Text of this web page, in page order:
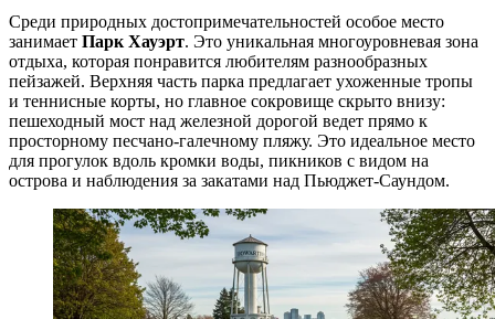
Среди природных достопримечательностей особое место
занимает Парк Хауэрт. Это уникальная многоуровневая зона
отдыха, которая понравится любителям разнообразных
пейзажей. Верхняя часть парка предлагает ухоженные тропы
и теннисные корты, но главное сокровище скрыто внизу:
пешеходный мост над железной дорогой ведет прямо к
просторному песчано-галечному пляжу. Это идеальное место
для прогулок вдоль кромки воды, пикников с видом на
острова и наблюдения за закатами над Пьюджет-Саундом.